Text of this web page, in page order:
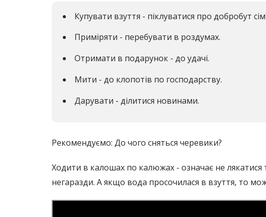
Купувати взуття - піклуватися про добробут
Приміряти - перебувати в роздумах.
Отримати в подарунок - до удачі.
Мити - до клопотів по господарству.
Дарувати - ділитися новинами.
Рекомендуємо: До чого сняться черевики?
Ходити в калошах по калюжах - означає не лякатися
негаразди. А якщо вода просочилася в взуття, то